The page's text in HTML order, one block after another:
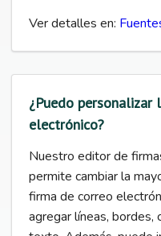
Ver detalles en:
¿Puedo
electrónico?
Nuestro editor de
permite cambiar la
firma de correo
agregar líneas,